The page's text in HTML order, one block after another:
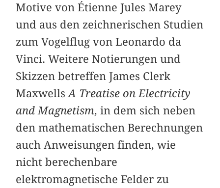
Motive von Étienne Jules Marey
und aus den zeichnerischen Studien
zum Vogelflug von Leonardo da
Vinci. Weitere Notierungen und
Skizzen betreffen James Clerk
MaxwellsA Treatise on Electricity
and Magnetism, in dem sich neben
den mathematischen Berechnungen
auch Anweisungen finden, wie
nicht berechenbare
elektromagnetische Felder zu